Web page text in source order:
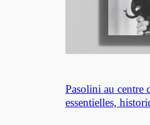
Pasolini au centre
essentielles,